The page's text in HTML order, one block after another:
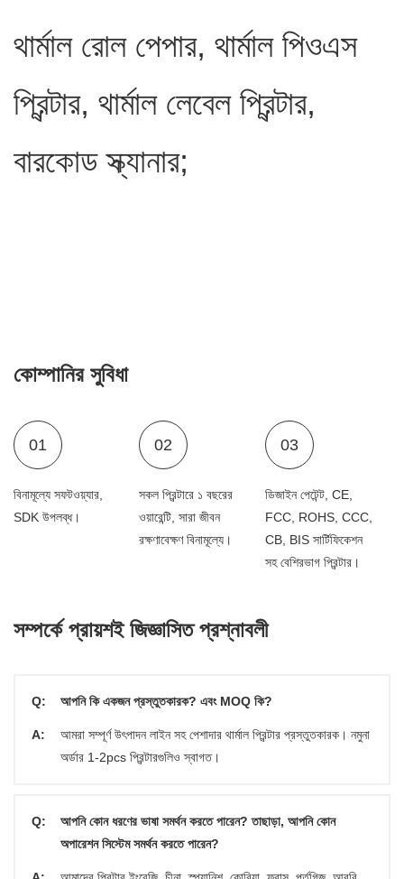
থার্মাল রোল পেপার, থার্মাল পিওএস
প্রিন্টার, থার্মাল লেবেল প্রিন্টার,
বারকোড স্ক্যানার;
কোম্পানির সুবিধা
01
বিনামূল্যে সফটওয়্যার,
SDK উপলব্ধ।
02
সকল প্রিন্টারে ১ বছরের
ওয়ারেন্টি, সারা জীবন
রক্ষণাবেক্ষণ বিনামূল্যে।
03
ডিজাইন পেটেন্ট, CE,
FCC, ROHS, CCC,
CB, BIS সার্টিফিকেশন
সহ বেশিরভাগ প্রিন্টার।
সম্পর্কে প্রায়শই জিজ্ঞাসিত প্রশ্নাবলী
Q: আপনি কি একজন প্রস্তুতকারক? এবং MOQ কি?
A:
আমরা সম্পূর্ণ উৎপাদন লাইন সহ পেশাদার থার্মাল প্রিন্টার প্রস্তুতকারক। নমুনা
অর্ডার 1-2pcs প্রিন্টারগুলিও স্বাগত।
Q:
আপনি কোন ধরণের ভাষা সমর্থন করতে পারেন? তাছাড়া, আপনি কোন
অপারেশন সিস্টেম সমর্থন করতে পারেন?